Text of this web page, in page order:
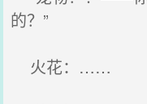
的？”
火花：……